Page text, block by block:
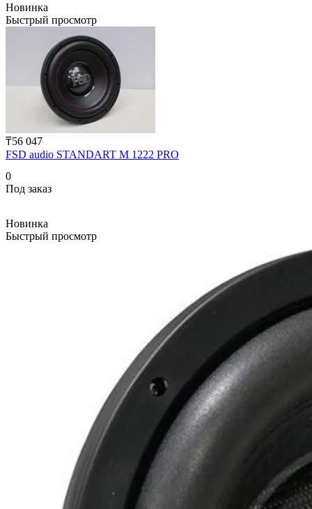
Новинка
Быстрый просмотр
₸56 047
FSD audio STANDART M 1222 PRO
0
Под заказ
Новинка
Быстрый просмотр